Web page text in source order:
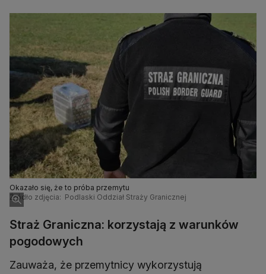
Okazało się, że to próba przemytu
Źródło zdjęcia: Podlaski Oddział Straży Granicznej
Straż Graniczna: korzystają z warunków
pogodowych
Zauważa, że przemytnicy wykorzystują